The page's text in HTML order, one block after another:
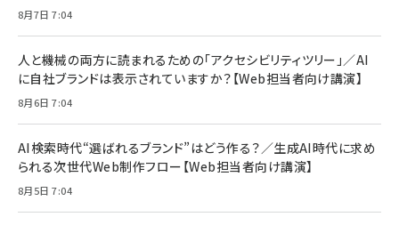
組織の成果を最大化する ルールのデザイン
￥1,980
Amazonランキングをもっと見る
全ワイヤレスイヤホン/アクティブノイズキャンセリ
技術基準適合】ブラック
￥5,990
ケーブル Anker絡まないケーブル 240W 結束バン
ド付き USB PD対応 シリコン素材採用 iPhone
17 / 16 / 15 / Galaxy iPad Pro MacBook
Pro/Air 各種対応 (1.8m ミッドナイトブラック)
￥1,890
サッポロ 生ビール 黒ラベル 350ml 缶 24本 ビー
ル ケース買い【6/30応募〆切! 黒ラベルビヤセラー
￥4,857
8月7日 7:04
人と機械の両方に読まれるための「アクセシビリティツリー」／AI
に自社ブランドは表示されていますか？【Web担当者向け講演】
8月6日 7:04
AI検索時代“選ばれるブランド”はどう作る？／生成AI時代に求め
られる次世代Web制作フロー【Web担当者向け講演】
8月5日 7:04